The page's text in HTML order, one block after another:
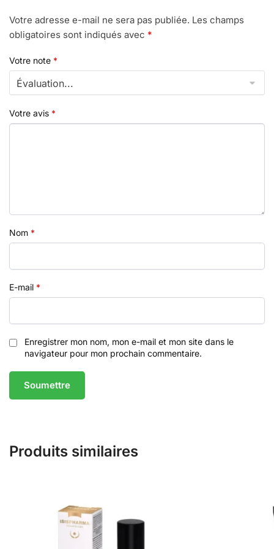
Votre adresse e-mail ne sera pas publiée. Les champs
obligatoires sont indiqués avec *
Votre note *
Votre avis *
Nom *
E-mail *
Enregistrer mon nom, mon e-mail et mon site dans le
navigateur pour mon prochain commentaire.
Produits similaires